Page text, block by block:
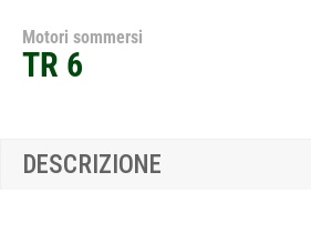
Motori sommersi
TR 6
DESCRIZIONE